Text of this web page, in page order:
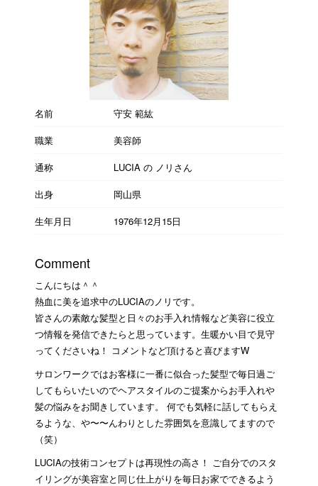
名前
守安 範紘
職業
美容師
通称
LUCIA の ノリさん
出身
岡山県
生年月日
1976年12月15日
Comment
こんにちは＾＾
熱血に美を追求中のLUCIAのノリです。
皆さんの素敵な髪型と日々のお手入れ情報など美容に役立
つ情報を発信できたらと思っています。生暖かい目で見守
ってくださいね！ コメントなど頂けると喜びますW
サロンワークではお客様に一番に似合った髪型で毎日過ご
してもらいたいのでヘアスタイルのご提案からお手入れや
髪の悩みをお聞きしています。 何でも気軽に話してもらえ
るような、や〜〜んわりとした雰囲気を意識してますので
（笑）
LUCIAの技術コンセプトは再現性の高さ！ ご自分でのスタ
イリングが美容室と同じ仕上がりを毎日お家でできるよう